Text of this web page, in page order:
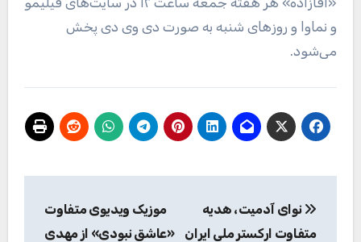
و نماوا و روزهای شنبه به صورت دی وی دی پخش
می‌شود.
نوشته
نوای آدمیت، هدیه
متفاوت ارکستر ملی ایران
موزیک ویدیوی متفاوت
«عاشق نبودی» از مهدی